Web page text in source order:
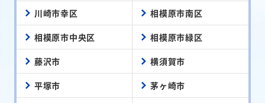
川崎市幸区 相模原市南区
相模原市中央区 相模原市緑区
藤沢市 横須賀市
平塚市 茅ヶ崎市